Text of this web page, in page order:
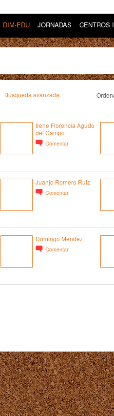
DIM-EDU JORNADAS CENTROS
Búsqueda avanzada
Irene Florencia Agudo
del Campo
Comentar
Juanjo Romero Ruiz
Comentar
Domingo Mendez
Comentar